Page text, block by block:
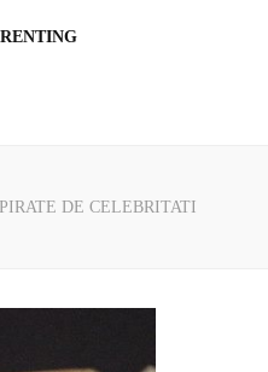
DE CELEBRITATI